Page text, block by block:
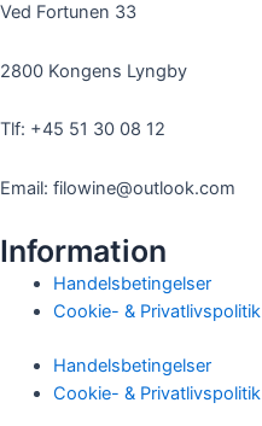
Ved Fortunen 33
2800 Kongens Lyngby
Tlf: +45 51 30 08 12
Email: filowine@outlook.com
Information
Handelsbetingelser
Cookie- & Privatlivspolitik
Handelsbetingelser
Cookie- & Privatlivspolitik